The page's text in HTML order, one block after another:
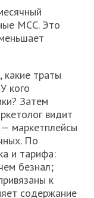
MCC. Это
какие траты
кого
Затем
видит
маркетплейсы
По
и тарифа:
безнал;
к
содержание